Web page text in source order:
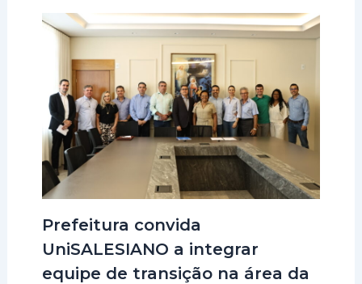
Prefeitura convida
UniSALESIANO a integrar
equipe de transição na área da